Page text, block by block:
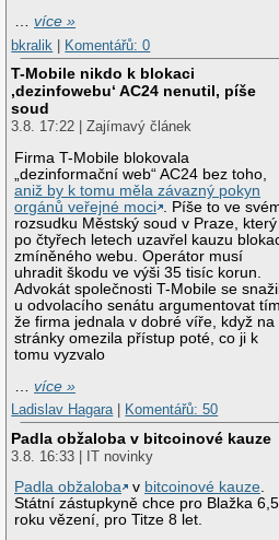
…více »
bkralik | Komentářů: 0
T-Mobile nikdo k blokaci
‚dezinfowebu‘ AC24 nenutil, píše
soud
3.8. 17:22 | Zajímavý článek
Firma T-Mobile blokovala
„dezinformační web“ AC24 bez toho,
aniž by k tomu měla závazný pokyn
orgánů veřejné moci
. Píše to ve
rozsudku Městský soud v Praze, který
po čtyřech letech uzavřel kauzu
zmíněného webu. Operátor musí
uhradit škodu ve výši 35 tisíc korun.
Advokát společnosti T-Mobile se
u odvolacího senátu argumentovat tím,
že firma jednala v dobré víře, když na
stránky omezila přístup poté, co ji k
tomu vyzvalo
…více »
Ladislav Hagara| Komentářů: 50
Padla obžaloba v bitcoinové kauze
3.8. 16:33 | IT novinky
Padla obžaloba
v bitcoinové kauze.
Státní zástupkyně chce pro Blažka 6,5
roku vězení, pro Titze 8 let.